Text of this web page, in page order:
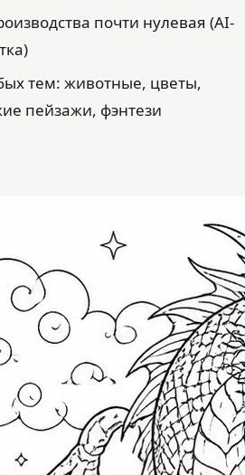
почти нулевая (AI-
тем: животные, цветы,
пейзажи, фэнтези